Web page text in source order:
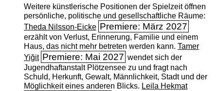
Weitere künstlerische Positionen der Spielzeit öffnen
persönliche, politische und gesellschaftliche Räume:
Theda Nilsson-Eicke Premiere: März 2027
erzählt von Verlust, Erinnerung, Familie und einem
Haus, das nicht mehr betreten werden kann. Tamer
Yiğit Premiere: Mai 2027 wendet sich der
Jugendhaftanstalt Plötzensee zu und fragt nach
Schuld, Herkunft, Gewalt, Männlichkeit, Stadt und der
Möglichkeit eines anderen Blicks. Leila Hekmat